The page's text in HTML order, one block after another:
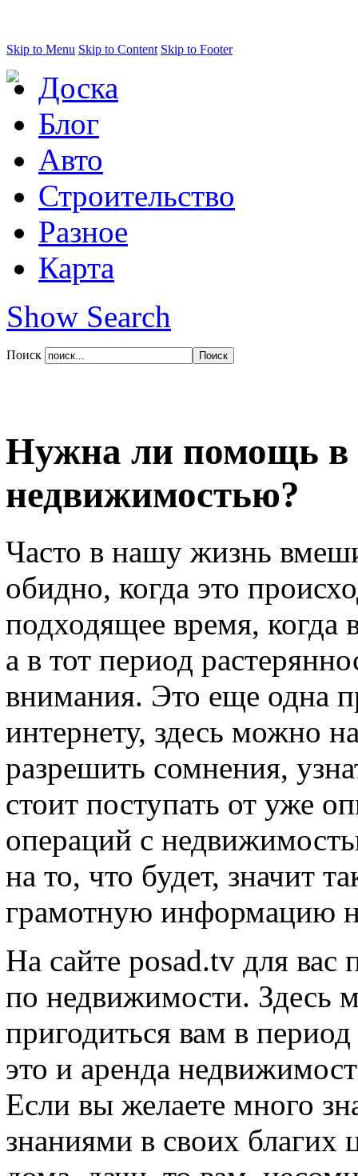
Skip to Menu Skip to Content Skip to Footer
Доска
Блог
Авто
Строительство
Разное
Карта
Show Search
Поиск
Нужна ли помощь в
недвижимостью?
Часто в нашу жизнь
обидно, когда это
подходящее время, когда
а в тот период
внимания. Это еще одна
интернету, здесь можно
разрешить сомнения,
стоит поступать от уже
операций с
на то, что будет, значит
грамотную информацию
На сайте posad.tv для вас
по недвижимости. Здесь
пригодиться вам в
это и аренда
Если вы желаете много
знаниями в своих благих